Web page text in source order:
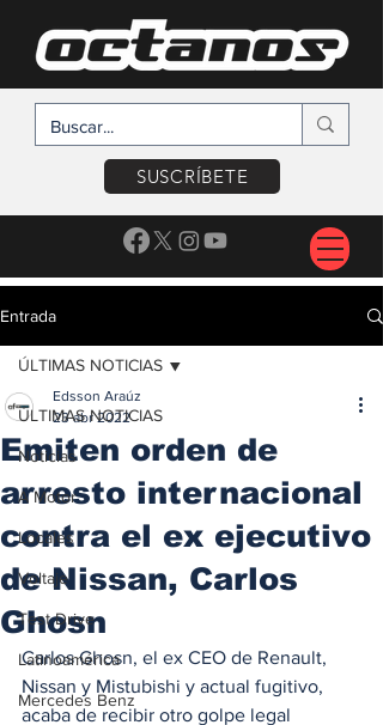
SUSCRÍBETE
Entrada
ÚLTIMAS NOTICIAS
Noticias
A Motor
Locales
Voltaje
Test Drive
Latinoamérica
Mercedes Benz
ÚLTIMAS NOTICIAS
Emiten orden de
arresto internacional
contra el ex ejecutivo
de Nissan, Carlos
Ghosn
Edsson Araúz
23 abr 2022
Carlos Ghosn, el ex CEO de Renault,
Nissan y Mistubishi y actual fugitivo,
acaba de recibir otro golpe legal